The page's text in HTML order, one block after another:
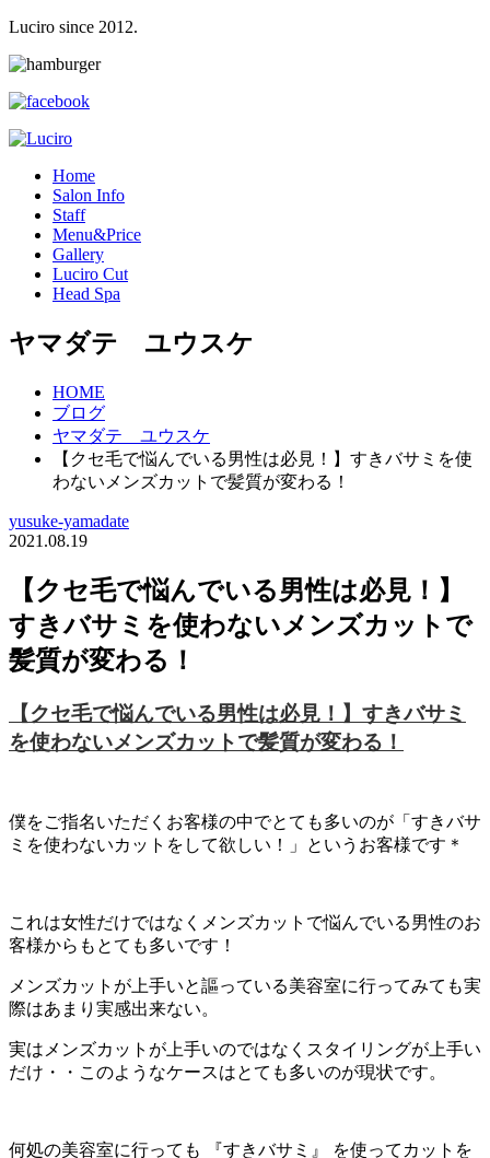
Luciro since 2012.
Home
Salon Info
Staff
Menu&Price
Gallery
Luciro Cut
Head Spa
ヤマダテ ユウスケ
HOME
ブログ
ヤマダテ ユウスケ
【クセ毛で悩んでいる男性は必見！】すきバサミを使
わないメンズカットで髪質が変わる！
yusuke-yamadate
2021.08.19
【クセ毛で悩んでいる男性は必見！】
すきバサミを使わないメンズカットで
髪質が変わる！
【クセ毛で悩んでいる男性は必見！】すきバサミ
を使わないメンズカットで髪質が変わる！
僕をご指名いただくお客様の中でとても多いのが「すきバサ
ミを使わないカットをして欲しい！」というお客様です＊
これは女性だけではなくメンズカットで悩んでいる男性のお
客様からもとても多いです！
メンズカットが上手いと謳っている美容室に行ってみても実
際はあまり実感出来ない。
実はメンズカットが上手いのではなくスタイリングが上手い
だけ・・このようなケースはとても多いのが現状です。
何処の美容室に行っても 『すきバサミ』 を使ってカットを